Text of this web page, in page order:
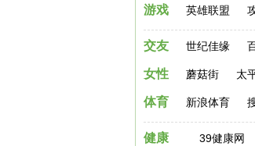
游戏 英雄联盟
交友 世纪佳缘
女性 蘑菇街 太
体育 新浪体育
健康 39健康网